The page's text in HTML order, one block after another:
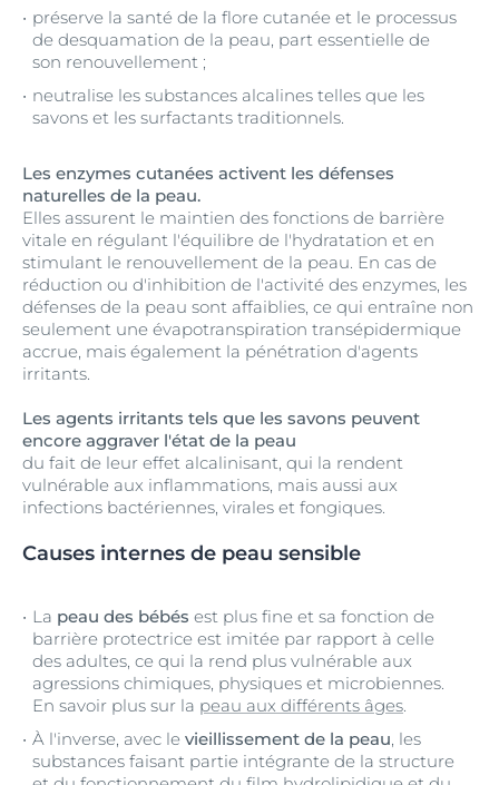
préserve la santé de la flore cutanée et le processus
de desquamation de la peau, part essentielle de
son renouvellement ;
neutralise les substances alcalines telles que les
savons et les surfactants traditionnels.
Les enzymes cutanées activent les défenses
naturelles de la peau.
Elles assurent le maintien des fonctions de barrière
vitale en régulant l'équilibre de l'hydratation et en
stimulant le renouvellement de la peau. En cas de
réduction ou d'inhibition de l'activité des enzymes, les
défenses de la peau sont affaiblies, ce qui entraîne non
seulement une évapotranspiration transépidermique
accrue, mais également la pénétration d'agents
irritants.
Les agents irritants tels que les savons peuvent
encore aggraver l'état de la peau
du fait de leur effet alcalinisant, qui la rendent
vulnérable aux inflammations, mais aussi aux
infections bactériennes, virales et fongiques.
Causes internes de peau sensible
La peau des bébés est plus fine et sa fonction de
barrière protectrice est imitée par rapport à celle
des adultes, ce qui la rend plus vulnérable aux
agressions chimiques, physiques et microbiennes.
En savoir plus sur la peau aux différents âges
À l'inverse, avec le vieillissement de la peau , les
substances faisant partie intégrante de la structure